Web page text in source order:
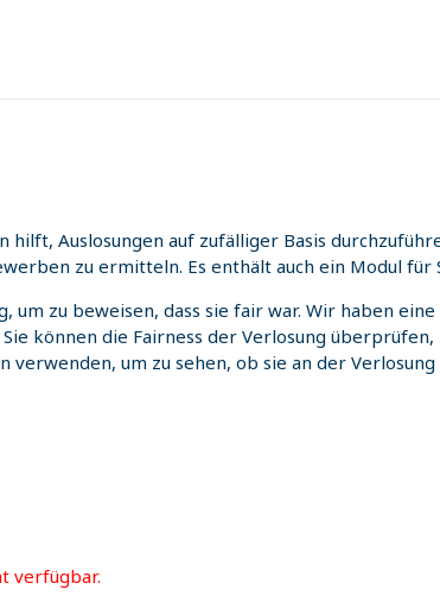
hilft, Auslosungen auf zufälliger Basis
zu ermitteln. Es enthält auch ein Modul für
zu beweisen, dass sie fair war. Wir haben
können die Fairness der Verlosung
um zu sehen, ob sie an der
verfügbar.